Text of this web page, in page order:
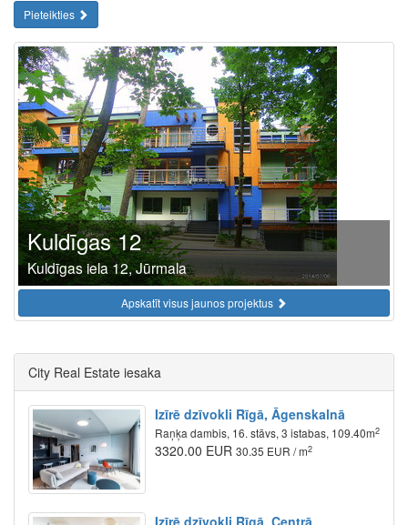
Pieteikties
Kuldīgas 12
Kuldīgas iela 12, Jūrmala
Apskatīt visus jaunos projektus
City Real Estate iesaka
Izīrē dzīvokli Rīgā, Āgenskalnā
Raņķa dambis, 16. stāvs, 3 istabas, 109.40m2
3320.00 EUR 30.35 EUR / m2